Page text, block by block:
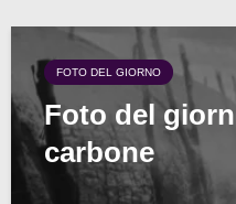
FOTO DEL GIORNO
Foto del
carbone